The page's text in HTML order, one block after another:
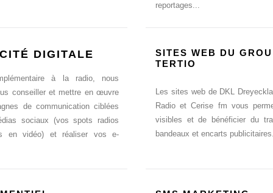
reportages...
DIGITALE
à la radio, nous
conseiller et mettre en œuvre
de communication ciblées
sociaux (vos spots radios
en vidéo) et réaliser vos e-
SITES WEB DU
TERTIO
Les sites web de DKL
Radio et Cerise fm vous
visibles et de bénéficier du
bandeaux et encarts